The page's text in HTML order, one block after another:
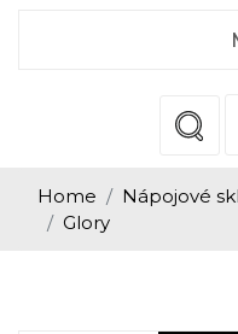
Home Nápojové
Glory